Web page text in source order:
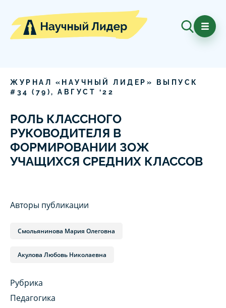
ЖУРНАЛ «НАУЧНЫЙ ЛИДЕР» ВЫПУСК
# 34 ( 79 ), АВГУСТ ‘22
РОЛЬ КЛАССНОГО
РУКОВОДИТЕЛЯ В
ФОРМИРОВАНИИ ЗОЖ
УЧАЩИХСЯ СРЕДНИХ КЛАССОВ
Авторы публикации
Смольянинова Мария Олеговна
Акулова Любовь Николаевна
Рубрика
Педагогика